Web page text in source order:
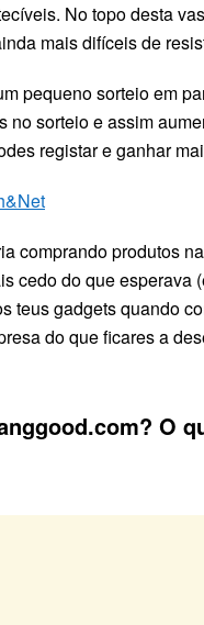
No topo desta
mais difíceis de
pequeno sorteio em
no sorteio e assim
registar e ganhar
comprando produtos
cedo do que esperava
teus gadgets quando
do que ficares a
O